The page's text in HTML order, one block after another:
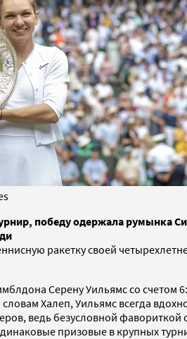
победу одержала румынка
ракетку своей
Серену Уильямс со счетом
Халеп, Уильямс всегда
ведь безусловной
призовые в крупных